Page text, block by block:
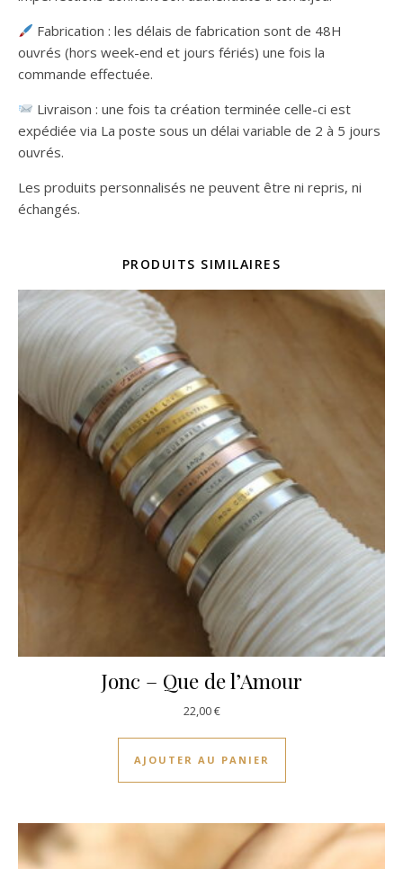
Fabrication : les délais de fabrication sont de 48H
ouvrés (hors week-end et jours fériés) une fois la
commande effectuée.
Livraison : une fois ta création terminée celle-ci est
expédiée via La poste sous un délai variable de 2 à 5 jours
ouvrés.
Les produits personnalisés ne peuvent être ni repris, ni
échangés.
PRODUITS SIMILAIRES
Jonc – Que de l’Amour
22,00€
AJOUTER AU PANIER